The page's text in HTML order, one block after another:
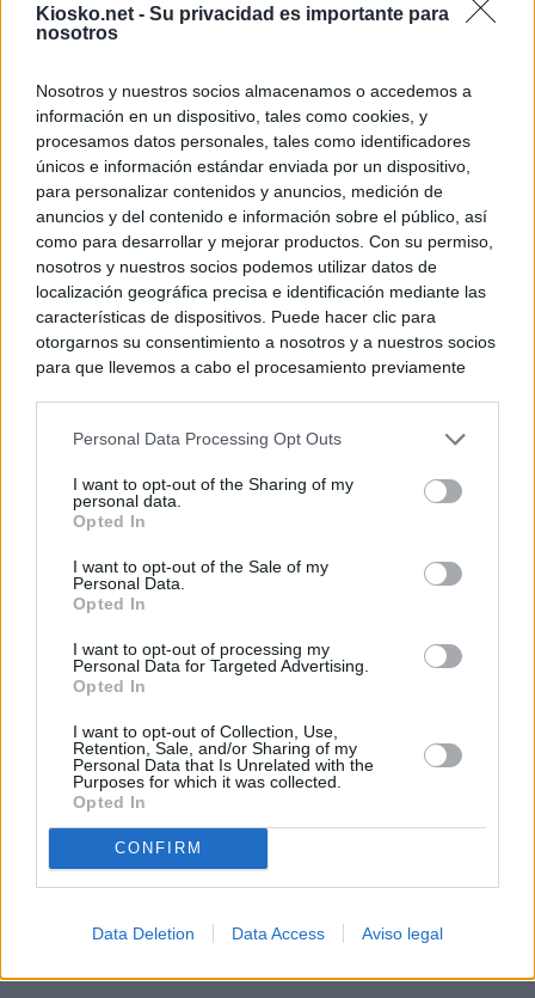
Kiosko.net - Su privacidad es importante para
nosotros
Nosotros y nuestros socios almacenamos o accedemos a
información en un dispositivo, tales como cookies, y
procesamos datos personales, tales como identificadores
únicos e información estándar enviada por un dispositivo,
para personalizar contenidos y anuncios, medición de
anuncios y del contenido e información sobre el público, así
como para desarrollar y mejorar productos. Con su permiso,
nosotros y nuestros socios podemos utilizar datos de
localización geográfica precisa e identificación mediante las
características de dispositivos. Puede hacer clic para
otorgarnos su consentimiento a nosotros y a nuestros socios
para que llevemos a cabo el procesamiento previamente
negar su consentimiento. Tenga en cuenta que algún
de su consentimiento, pero usted tiene el derecho de
rechazar tal procesamiento. Sus preferencias se aplicarán
cualquier momento entrando de nuevo en este sitio web o
visitando nuestra política de privacidad.
Personal Data Processing Opt Outs
I want to opt-out of the Sharing of my
personal data.
Opted In
I want to opt-out of the Sale of my
Personal Data.
Opted In
I want to opt-out of processing my
Personal Data for Targeted Advertising.
Opted In
I want to opt-out of Collection, Use,
Retention, Sale, and/or Sharing of my
Personal Data that Is Unrelated with the
Purposes for which it was collected.
Opted In
CONFIRM
Data Deletion Data Access Aviso legal